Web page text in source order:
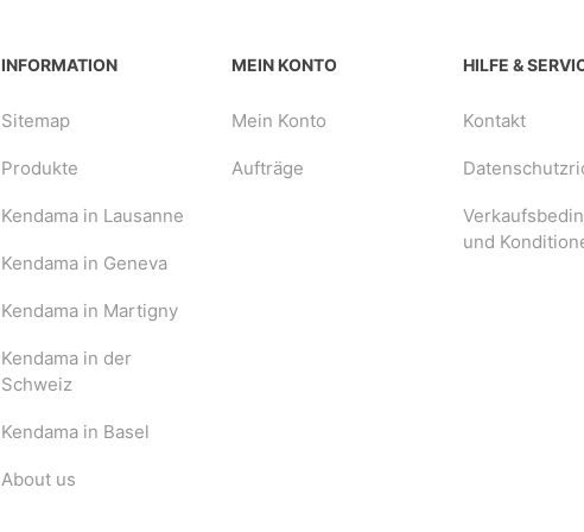
INFORMATION
Sitemap
Produkte
Kendama in Lausanne
Kendama in Geneva
Kendama in Martigny
Kendama in der
Schweiz
Kendama in Basel
About us
MEIN KONTO
Mein Konto
Aufträge
HILFE &
Kontakt
und